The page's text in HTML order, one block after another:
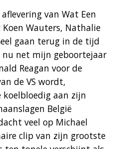
van Wat Een
Koen Wauters, Nathalie
gaan terug in de tijd
nu net mijn geboortejaar
Reagan voor de
de VS wordt,
koelbloedig aan zijn
België
veel op Michael
clip van zijn grootste